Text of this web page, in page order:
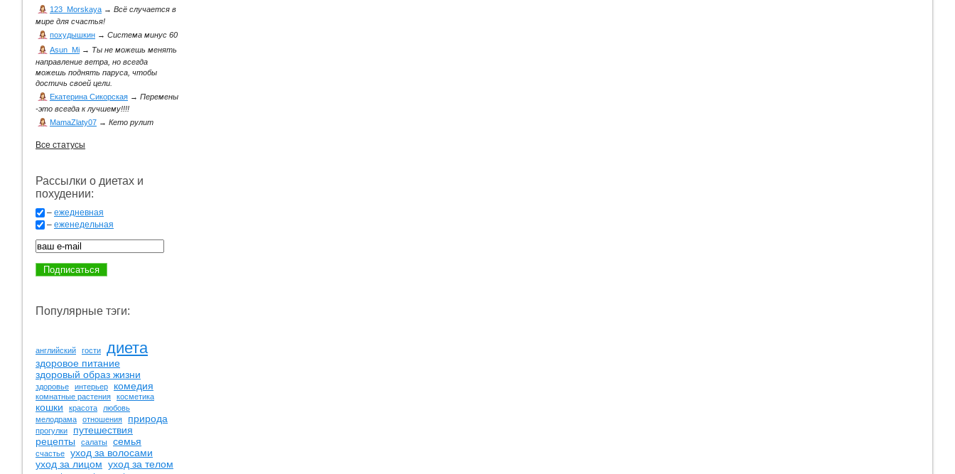
123_Morskaya → Всё случается в
мире для счастья!
похудышкин → Система минус 60
Asun_Mi → Ты не можешь менять
направление ветра, но всегда
можешь поднять паруса, чтобы
достичь своей цели.
Екатерина Сикорская → Перемены
-это всегда к лучшему!!!!
MamaZlaty07 → Кето рулит
Все статусы
Рассылки о диетах и
похудении:
– ежедневная
– еженедельная
Популярные тэги:
английский гости диета
здоровое питание
здоровый образ жизни
здоровье интерьер комедия
комнатные растения косметика
кошки красота
любовь
мелодрама
отношения природа
прогулки
путешествия
рецепты
салаты семья
счастье
уход за волосами
уход за лицом уход за телом